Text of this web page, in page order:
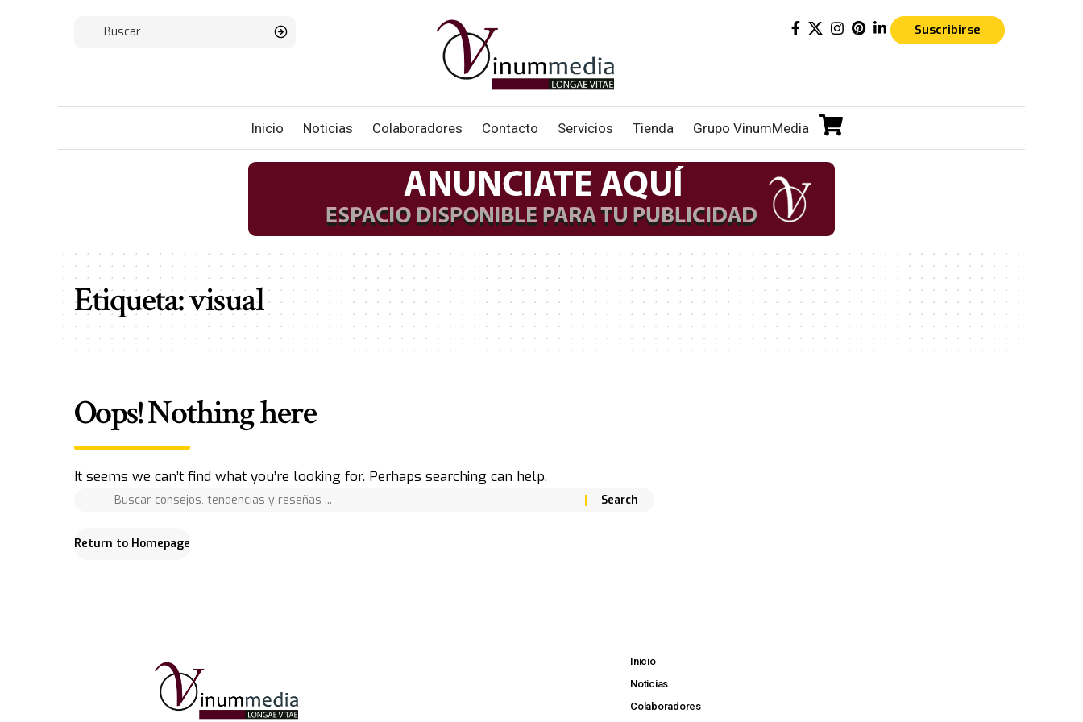
Suscribirse
Inicio Noticias Colaboradores Contacto Servicios Tienda Grupo VinumMedia
Etiqueta:visual
Oops! Nothing here
It seems we can’t find what you’re looking for. Perhaps searching can help.
Return to Homepage
Inicio
Noticias
Colaboradores